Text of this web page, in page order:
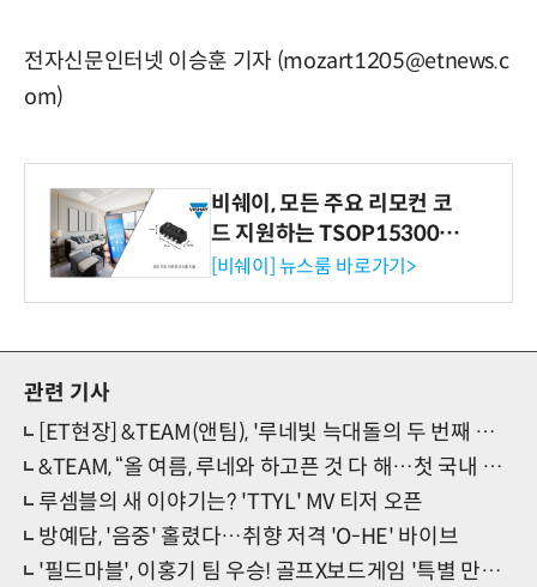
전자신문인터넷 이승훈 기자 (mozart1205@etnews.c
om)
비쉐이, 모든 주요 리모컨 코
드 지원하는 TSOP15300 시
리즈 IR 수신기 출시
[비쉐이] 뉴스룸 바로가기>
관련 기사
[ET현장] &TEAM(앤팀), '루네빛 늑대돌의 두 번째 발자국'…韓 첫 아레나 단콘 성료(종합)
&TEAM, “올 여름, 루네와 하고픈 것 다 해…첫 국내 아레나콘 설렘 드러내(현장)
루셈블의 새 이야기는? 'TTYL' MV 티저 오픈
방예담, '음중' 홀렸다…취향 저격 'O-HE' 바이브
'필드마블', 이홍기 팀 우승! 골프X보드게임 '특별 만남' 성료